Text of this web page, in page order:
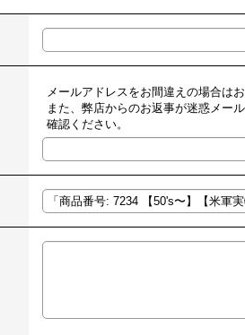
メールアドレスをお間違えの場合は
また、弊店からのお返事が迷惑メー
確認ください。